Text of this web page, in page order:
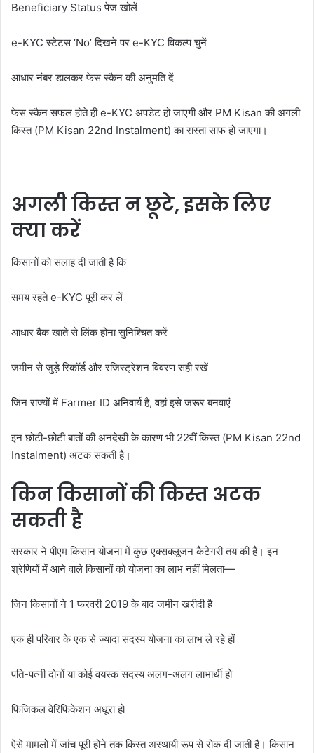
Beneficiary Status पेज खोलें
e-KYC स्टेटस ‘No’ दिखने पर e-KYC विकल्प चुनें
आधार नंबर डालकर फेस स्कैन की अनुमति दें
फेस स्कैन सफल होते ही e-KYC अपडेट हो जाएगी और PM Kisan की अगली
किस्त (PM Kisan 22nd Instalment) का रास्ता साफ हो जाएगा।
अगली किस्त न छूटे, इसके लिए
क्या करें
किसानों को सलाह दी जाती है कि
समय रहते e-KYC पूरी कर लें
आधार बैंक खाते से लिंक होना सुनिश्चित करें
जमीन से जुड़े रिकॉर्ड और रजिस्ट्रेशन विवरण सही रखें
जिन राज्यों में Farmer ID अनिवार्य है, वहां इसे जरूर बनवाएं
इन छोटी-छोटी बातों की अनदेखी के कारण भी 22वीं किस्त (PM Kisan 22nd
Instalment) अटक सकती है।
किन किसानों की किस्त अटक
सकती है
सरकार ने पीएम किसान योजना में कुछ एक्सक्लूजन कैटेगरी तय की है। इन
श्रेणियों में आने वाले किसानों को योजना का लाभ नहीं मिलता—
जिन किसानों ने 1 फरवरी 2019 के बाद जमीन खरीदी है
एक ही परिवार के एक से ज्यादा सदस्य योजना का लाभ ले रहे हों
पति-पत्नी दोनों या कोई वयस्क सदस्य अलग-अलग लाभार्थी हो
फिजिकल वेरिफिकेशन अधूरा हो
ऐसे मामलों में जांच पूरी होने तक किस्त अस्थायी रूप से रोक दी जाती है। किसान